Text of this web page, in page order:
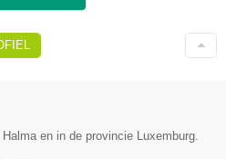
en in de provincie Luxemburg.